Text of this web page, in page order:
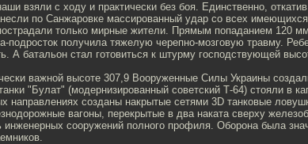
взяли с ходу и практически без боя. Единственно,
по Санжаровке массированный удар со всех
только мирные жители. Прямым попаданием 120
подросток получила тяжелую черепно-мозговую травму.
А батальон стал готовиться к штурму господствующей
важной высоте 307,9 Вооруженные Силы Украины
"Булат" (модернизированный советский Т-64) стояли в
направлениях созданы накрытые сетями 3D танковые
вагоны, перекрытые в два наката сверху
инженерных сооружений полного профиля. Оборона была